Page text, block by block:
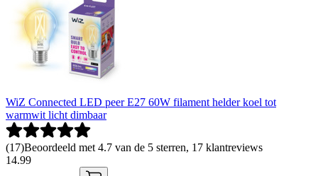
WiZ Connected LED peer E27 60W filament helder koel tot
warmwit licht dimbaar
(17)Beoordeeld met 4.7 van de 5 sterren, 17 klantreviews
14.99